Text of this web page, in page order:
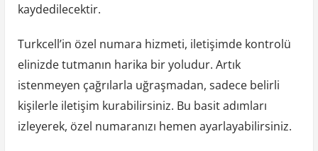
kaydedilecektir.
Turkcell’in özel numara hizmeti, iletişimde kontrolü
elinizde tutmanın harika bir yoludur. Artık
istenmeyen çağrılarla uğraşmadan, sadece belirli
kişilerle iletişim kurabilirsiniz. Bu basit adımları
izleyerek, özel numaranızı hemen ayarlayabilirsiniz.